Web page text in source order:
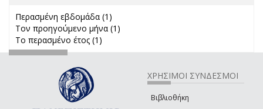
Περασμένη εβδομάδα (1)
Τον προηγούμενο μήνα (1)
Το περασμένο έτος (1)
ΧΡΗΣΙΜΟΙ ΣΥΝΔΕΣΜΟΙ
Βιβλιοθήκη